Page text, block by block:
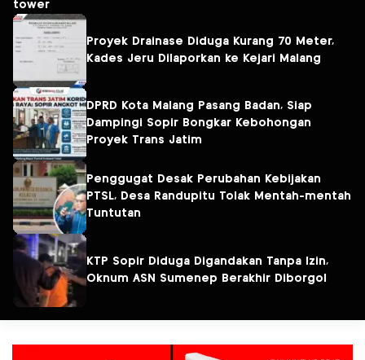
tower
Proyek Drainase Diduga Kurang 70 Meter,
Kades Jeru Dilaporkan ke Kejari Malang
DPRD Kota Malang Pasang Badan, Siap
Dampingi Sopir Bongkar Kebohongan
Proyek Trans Jatim
Penggugat Desak Perubahan Kebijakan
PTSL, Desa Randupitu Tolak Mentah-mentah
Tuntutan
KTP Sopir Diduga Digandakan Tanpa Izin,
Oknum ASN Sumenep Berakhir Diborgol